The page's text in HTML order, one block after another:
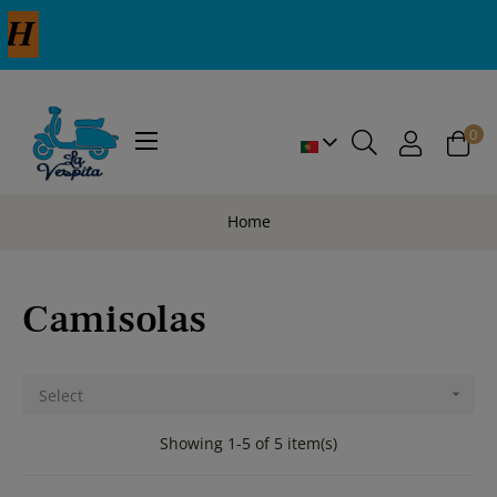
Toggle
☰ 0
Home
Camisolas
Select 
Showing 1-5 of 5 item(s)